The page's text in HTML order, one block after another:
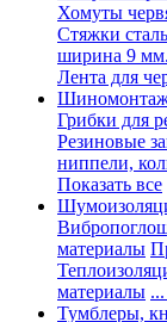
Хомуты
Стяжки
ширина 9
Лента для
Грибки для
Резиновые
ниппели,
Показать все
материалы
материалы
Тумблеры,